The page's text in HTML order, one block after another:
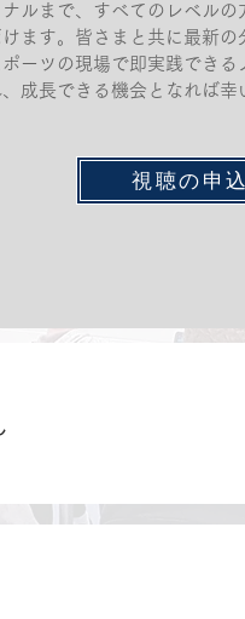
ナルまで、すべてのレベルの
けます。皆さまと共に最新の
ポーツの現場で即実践できる
、成長できる機会となれば幸
視聴の申込